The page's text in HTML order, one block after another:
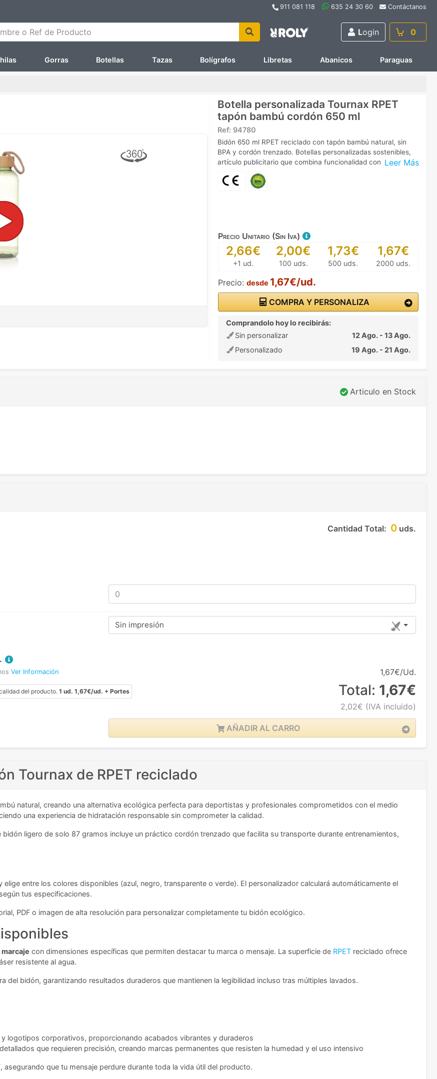
911 081 118 635 24 30 60 Contáctanos
o Ref de Producto Login 0
Gorras Botellas Tazas Bolígrafos Libretas Abanicos Paraguas
Botella personalizada Tournax RPET
tapón bambú cordón 650 ml
Ref: 94780
Leer Más
Bidón 650 ml RPET reciclado con tapón bambú natural, sin
BPA y cordón trenzado. Botellas personalizadas sostenibles,
artículo publicitario que combina funcionalidad con respeto.
Precio Unitario (Sin Iva)
2,66€
+1 ud.
2,00€
100 uds.
1,73€
500 uds.
1,67€
2000 uds.
Precio: desde 1,67€/ud.
COMPRA Y PERSONALIZA
Comprandolo hoy lo recibirás:
Sin personalizar
12 Ago. - 13 Ago.
Personalizado
19 Ago. - 21 Ago.
Articulo en Stock
Cantidad Total: 0 uds.
Sin impresión
Ver Información
del producto. 1 ud. 1,67€/ud. + Portes
1,67€/Ud.
Total: 1,67€
2,02€ (IVA incluido)
AÑADIR AL CARRO
Tournax de RPET reciclado
natural, creando una alternativa ecológica perfecta para deportistas y profesionales comprometidos con el medio
una experiencia de hidratación responsable sin comprometer la calidad.
ligero de solo 87 gramos incluye un práctico cordón trenzado que facilita su transporte durante entrenamientos,
entre los colores disponibles (azul, negro, transparente o verde). El personalizador calculará automáticamente el
tus especificaciones.
PDF o imagen de alta resolución para personalizar completamente tu bidón ecológico.
con dimensiones específicas que permiten destacar tu marca o mensaje. La superficie de RPET reciclado ofrece
resistente al agua.
del bidón, garantizando resultados duraderos que mantienen la legibilidad incluso tras múltiples lavados.
logotipos corporativos, proporcionando acabados vibrantes y duraderos
que requieren precisión, creando marcas permanentes que resisten la humedad y el uso intensivo
que tu mensaje perdure durante toda la vida útil del producto.